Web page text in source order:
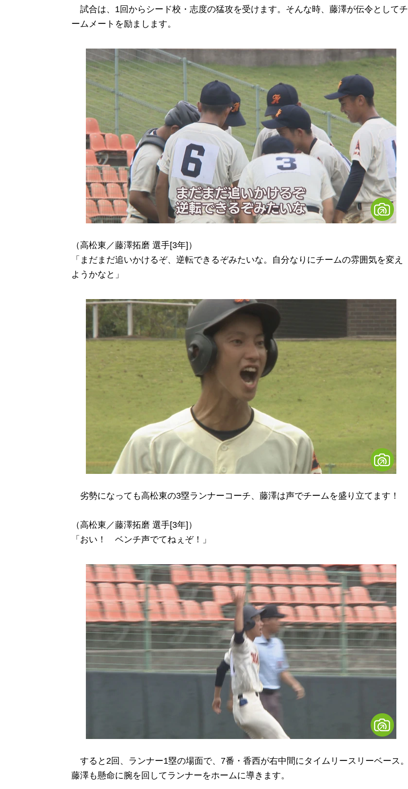
試合は、1回からシード校・志度の猛攻を受けます。そんな時、藤澤が伝令としてチ
ームメートを励まします。
（高松東／藤澤拓磨 選手[3年]）
「まだまだ追いかけるぞ、逆転できるぞみたいな。自分なりにチームの雰囲気を変え
ようかなと」
劣勢になっても高松東の3塁ランナーコーチ、藤澤は声でチームを盛り立てます！
（高松東／藤澤拓磨 選手[3年]）
「おい！ ベンチ声でてねぇぞ！」
すると2回、ランナー1塁の場面で、7番・香西が右中間にタイムリースリーベース。
藤澤も懸命に腕を回してランナーをホームに導きます。